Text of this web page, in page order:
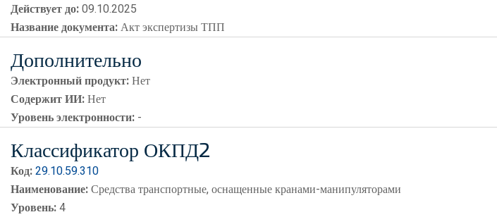
Действует до:09.10.2025
Название документа:Акт экспертизы ТПП
Дополнительно
Электронный продукт:Нет
Содержит ИИ:Нет
Уровень электронности: -
Классификатор ОКПД2
Код:29.10.59.310
Наименование:Средства транспортные, оснащенные кранами-манипуляторами
Уровень:4